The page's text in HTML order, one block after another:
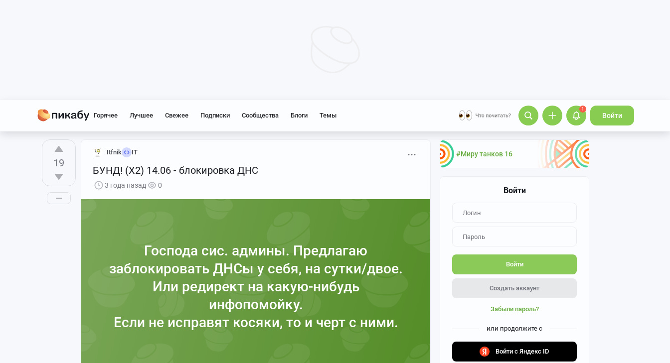
Горячее Лучшее Свежее Подписки Сообщества Блоги Темы
1
Войти
#Миру танков 16
Войти
Войти
Создать аккаунт
Забыли пароль?
или продолжите с
Войти с Яндекс ID
19
Itfnik IT
БУНД! (Х2) 14.06 - блокировка ДНС
3 года назад 0
Господа сис. админы. Предлагаю
заблокировать ДНСы у себя, на сутки/двое.
Или редирект на какую-нибудь
инфопомойку.
Если не исправят косяки, то и черт с ними.